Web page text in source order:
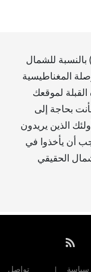
بالنسبة للشمال
المغناطيسية
لموقعك
بحاجة إلى
الذين يريدون
أن يأخذوا في
الحقيقي
سياسة تواصل